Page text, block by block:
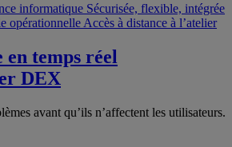
informatique Sécurisée, flexible, intégrée
opérationnelle Accès à distance à l’atelier
en temps réel
DEX
avant qu’ils n’affectent les utilisateurs.